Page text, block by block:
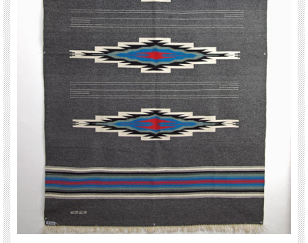
このブランケットの作者はセリーナ・セラーノさ
んで、惜しまれつつ引退したジョージア・セラー
ノさんの娘です。由緒あるブランケット職人の家
系で育まれた、卓越した技術とセンスを存分にお
楽しみいただける大作です。